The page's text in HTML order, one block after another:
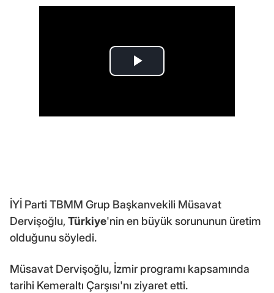
İYİ Parti TBMM Grup Başkanvekili Müsavat
Dervişoğlu,Türkiye'nin en büyük sorununun üretim
olduğunu söyledi.
Müsavat Dervişoğlu, İzmir programı kapsamında
tarihi Kemeraltı Çarşısı'nı ziyaret etti.